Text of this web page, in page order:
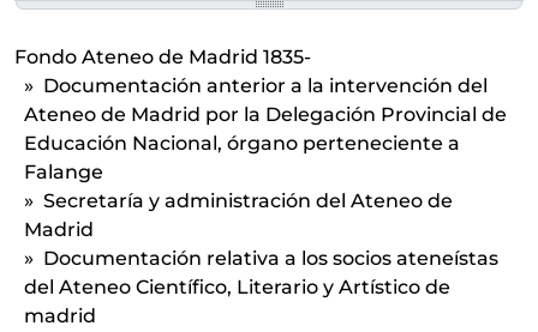
[Unidad documental simple] 03 - Marzo 1839
[Unidad documental simple] 05 - Mayo 1839
[Unidad documental simple] 06 - Junio 1839
[Unidad documental simple] 07 - Julio 1839
[Unidad documental simple] 08 - Agosto 1839
[Unidad documental simple] 10 - Octubre 1839
[Unidad documental simple] 12 - Diciembre 1839
1840 - Notas de alta y baja de socios año 1840
Fondo Ateneo de Madrid 1835-
Documentación anterior a la intervención del
Ateneo de Madrid por la Delegación Provincial de
Educación Nacional, órgano perteneciente a
Falange
Secretaría y administración del Ateneo de
Madrid
Documentación relativa a los socios ateneístas
del Ateneo Científico, Literario y Artístico de
madrid